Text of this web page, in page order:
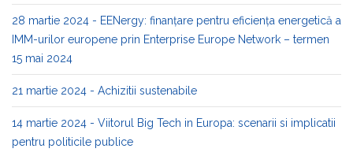
28 martie 2024 - EENergy: finanțare pentru eficiența energetică a
IMM-urilor europene prin Enterprise Europe Network – termen
15 mai 2024
21 martie 2024 - Achizitii sustenabile
14 martie 2024 - Viitorul Big Tech in Europa: scenarii si implicatii
pentru politicile publice